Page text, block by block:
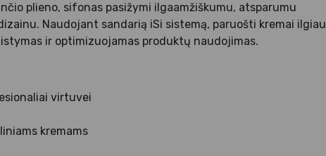
plieno, sifonas pasižymi ilgaamžiškumu, atsparumu
Naudojant sandarią iSi sistemą, paruošti kremai ilgiau
ir optimizuojamas produktų naudojimas.
virtuvei
kremams